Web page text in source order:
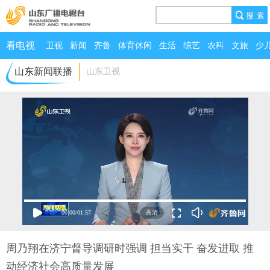
看电视 卫视 新闻 齐鲁 体育休闲 生活 综艺 农科 文旅 少
山东新闻联播 山东卫视
00:00/01:57
周乃翔在济宁督导调研时强调 担当实干 奋发进取 推
动经济社会高质量发展